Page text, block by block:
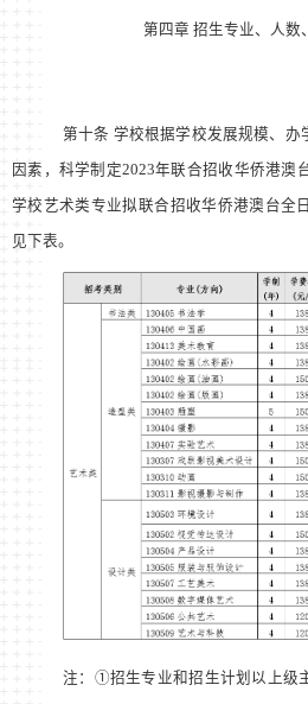
第四章 招生专业、人数
第十条 学校根据学校发展规模、办
因素，科学制定2023年联合招收华侨港澳
学校艺术类专业拟联合招收华侨港澳台全
见下表。
注：①招生专业和招生计划以上级